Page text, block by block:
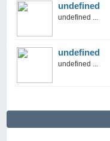
undefined
undefined ...
undefined
undefined ...